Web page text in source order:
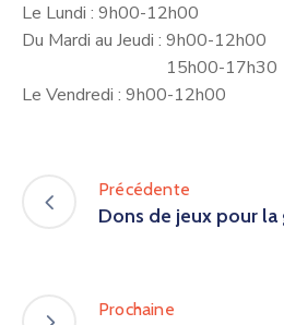
Le Lundi : 9h00-12h00
Du Mardi au Jeudi : 9h00-12h00
15h00-17h30
Le Vendredi : 9h00-12h00
Précédente
Dons de jeux pour
Prochaine